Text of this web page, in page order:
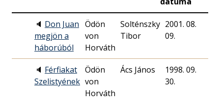
🔈 Don Juan
megjön a
háborúból
Ödön
von
Horváth
Solténszky
Tibor
2001. 08.
09.
🔈 Férfiakat
Szelistyének
Ödön
von
Horváth
Ács János
1998. 09.
30.